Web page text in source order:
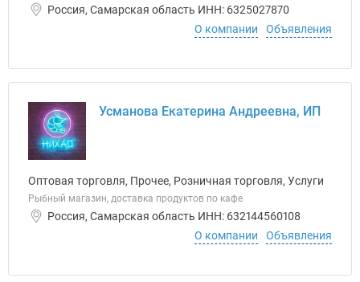
Россия, Самарская область ИНН: 6325027870
О компании
Объявления
Усманова Екатерина Андреевна, ИП
Оптовая торговля, Прочее, Розничная торговля, Услуги
Рыбный магазин, доставка продуктов по кафе
Россия, Самарская область ИНН: 632144560108
О компании
Объявления